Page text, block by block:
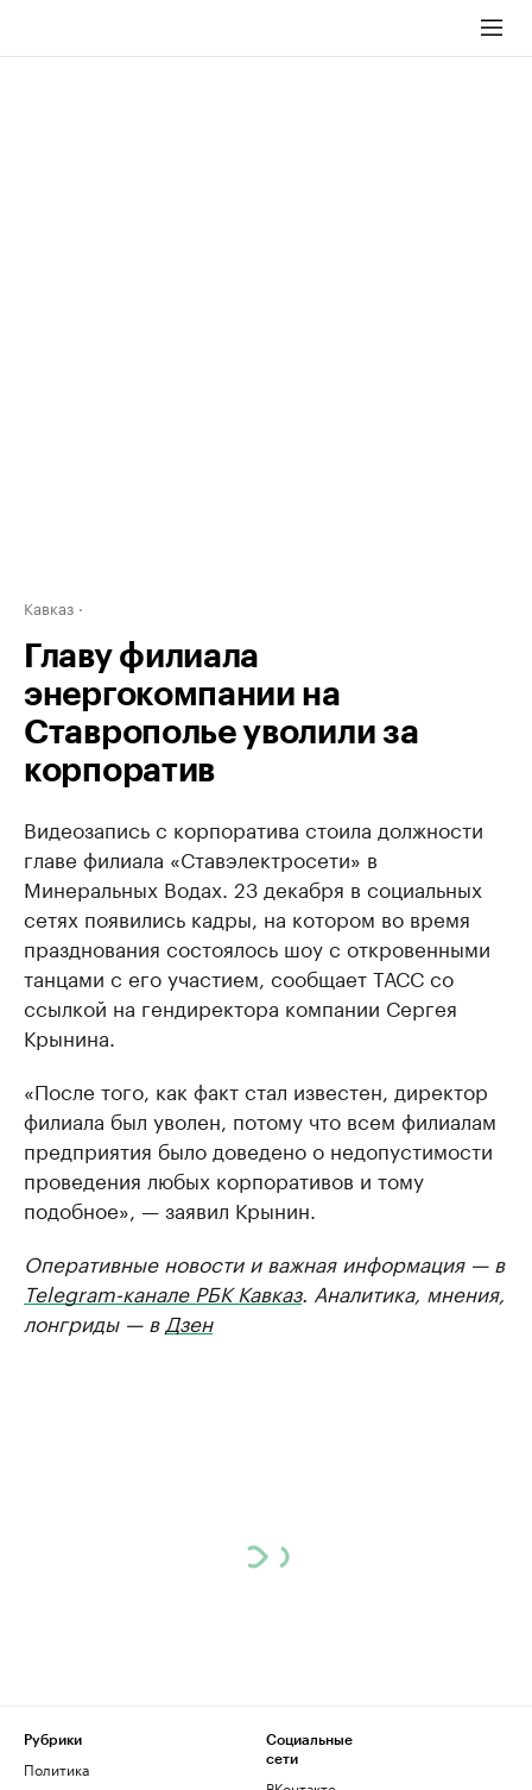
Кавказ
Главу филиала
энергокомпании на
Ставрополье уволили за
корпоратив
Видеозапись с корпоратива стоила должности
главе филиала «Ставэлектросети» в
Минеральных Водах. 23 декабря в социальных
сетях появились кадры, на котором во время
празднования состоялось шоу с откровенными
танцами с его участием, сообщает ТАСС со
ссылкой на гендиректора компании Сергея
Крынина.
«После того, как факт стал известен, директор
филиала был уволен, потому что всем филиалам
предприятия было доведено о недопустимости
проведения любых корпоративов и тому
подобное», — заявил Крынин.
Оперативные новости и важная информация — в
Telegram-канале РБК Кавказ. Аналитика, мнения,
лонгриды — в Дзен
Рубрики
Политика
Социальные
сети